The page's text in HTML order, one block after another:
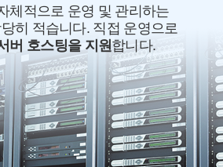
체적으로 운영 및 관리하는
히 적습니다. 직접 운영으로
버 호스팅을 지원 합니다.